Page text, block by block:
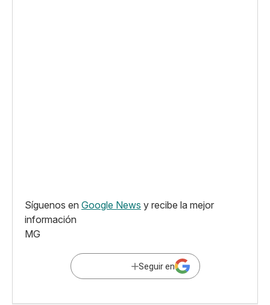
Síguenos en Google News y recibe la mejor
información
MG
Seguir en